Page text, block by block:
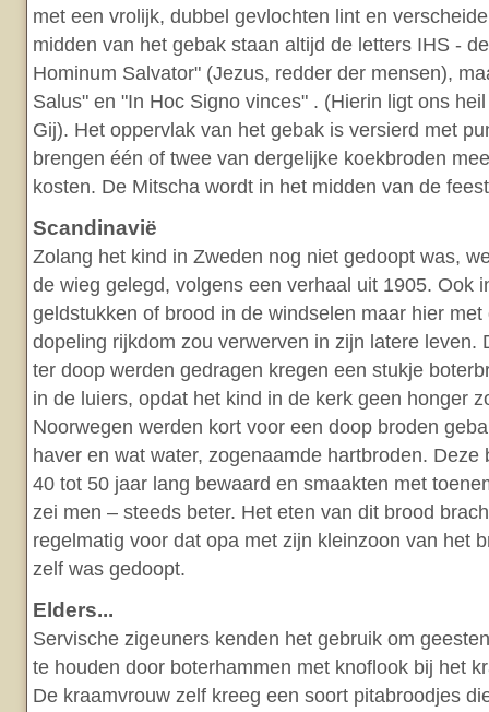
met een vrolijk, dubbel gevlochten lint en
midden van het gebak staan altijd de letters IHS -
Hominum Salvator" (Jezus, redder der mensen),
Salus" en "In Hoc Signo vinces" . (Hierin ligt ons
Gij). Het oppervlak van het gebak is versierd met
brengen één of twee van dergelijke koekbroden
kosten. De Mitscha wordt in het midden van de
Scandinavië
Zolang het kind in Zweden nog niet gedoopt was,
de wieg gelegd, volgens een verhaal uit 1905. Ook
geldstukken of brood in de windselen maar hier
dopeling rijkdom zou verwerven in zijn latere leven.
ter doop werden gedragen kregen een stukje
in de luiers, opdat het kind in de kerk geen honger
Noorwegen werden kort voor een doop broden
haver en wat water, zogenaamde hartbroden. Deze
40 tot 50 jaar lang bewaard en smaakten met
zei men – steeds beter. Het eten van dit brood
regelmatig voor dat opa met zijn kleinzoon van het
zelf was gedoopt.
Elders...
Servische zigeuners kenden het gebruik om
te houden door boterhammen met knoflook bij het
De kraamvrouw zelf kreeg een soort pitabroodjes